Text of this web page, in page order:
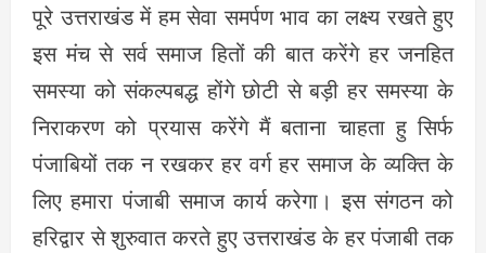
पूरे उत्तराखंड में हम सेवा समर्पण भाव का लक्ष्य रखते हुए
इस मंच से सर्व समाज हितों की बात करेंगे हर जनहित
समस्या को संकल्पबद्ध होंगे छोटी से बड़ी हर समस्या के
निराकरण को प्रयास करेंगे मैं बताना चाहता हु सिर्फ
पंजाबियों तक न रखकर हर वर्ग हर समाज के व्यक्ति के
लिए हमारा पंजाबी समाज कार्य करेगा। इस संगठन को
हरिद्वार से शुरुवात करते हुए उत्तराखंड के हर पंजाबी तक